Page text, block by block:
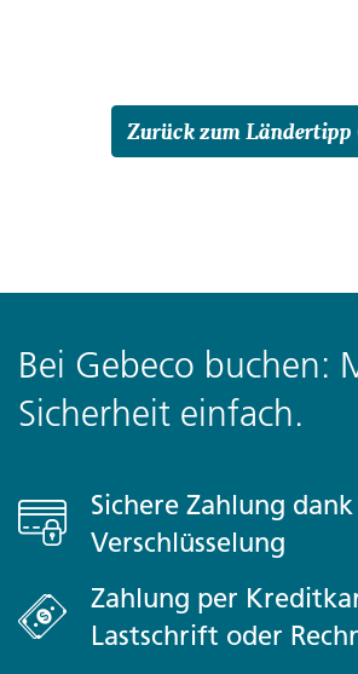
Zurück zum Ländertipp
Bei Gebeco buchen:
Sicherheit einfach.
Sichere Zahlung dank
Verschlüsselung
Zahlung per
Lastschrift oder